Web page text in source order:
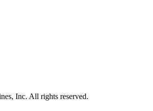
Inc. All rights reserved.